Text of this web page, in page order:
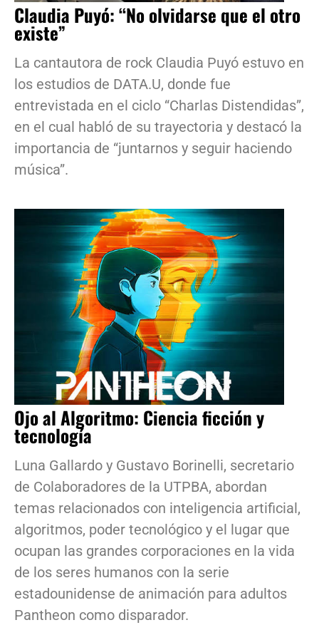
Claudia Puyó: “No olvidarse que el otro
existe”
La cantautora de rock Claudia Puyó estuvo en
los estudios de DATA.U, donde fue
entrevistada en el ciclo “Charlas Distendidas”,
en el cual habló de su trayectoria y destacó la
importancia de “juntarnos y seguir haciendo
música”.
Ojo al Algoritmo: Ciencia ficción y
tecnología
Luna Gallardo y Gustavo Borinelli, secretario
de Colaboradores de la UTPBA, abordan
temas relacionados con inteligencia artificial,
algoritmos, poder tecnológico y el lugar que
ocupan las grandes corporaciones en la vida
de los seres humanos con la serie
estadounidense de animación para adultos
Pantheon como disparador.